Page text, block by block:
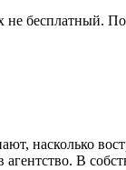
не бесплатный.
насколько
В